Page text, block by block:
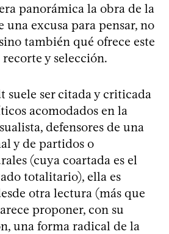
panorámica la obra de la
una excusa para pensar, no
también qué ofrece este
y selección.
suele ser citada y criticada
acomodados en la
defensores de una
y de partidos o
(cuya coartada es el
totalitario), ella es
otra lectura (más que
proponer, con su
una forma radical de la